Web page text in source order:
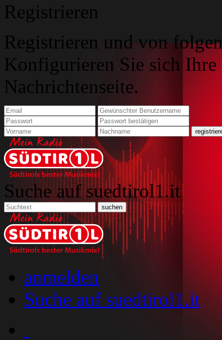
Registrieren
Registrieren und von
Konfigurieren Sie sich
Nachrichtenseite.
Suche auf suedtirol1.it
anmelden
Suche auf suedtirol1.it